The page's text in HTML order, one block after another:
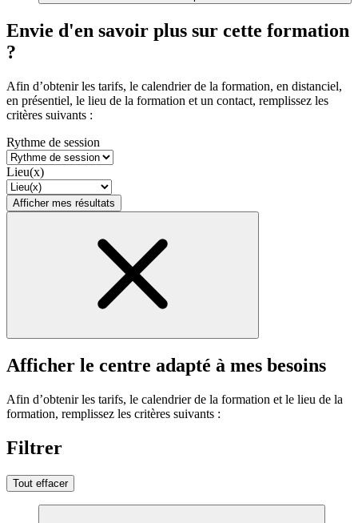
Envie d'en savoir plus sur cette formation
?
Afin d’obtenir les tarifs, le calendrier de la formation, en distanciel,
en présentiel, le lieu de la formation et un contact, remplissez les
critères suivants :
Rythme de session
Lieu(x)
Afficher mes résultats
Afficher le centre adapté à mes besoins
Afin d’obtenir les tarifs, le calendrier de la formation et le lieu de la
formation, remplissez les critères suivants :
Filtrer
Tout effacer